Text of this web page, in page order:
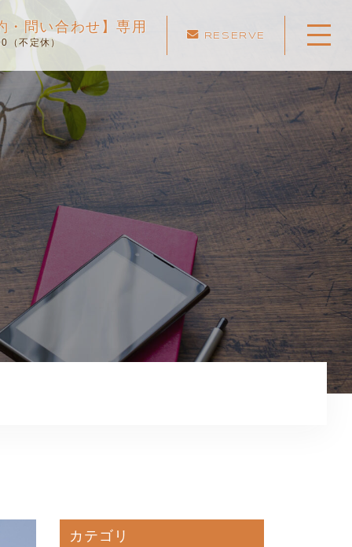
問い合わせ】専用
（不定休）
RESERVE
ホーム
当スクールについて
キャンペーン
料金表・コース
出張エリア
予約状況
ペーパー卒業への道
よくある質問
お知らせ
カテゴリ